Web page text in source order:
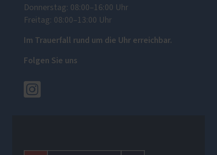
Donnerstag: 08:00–16:00 Uhr
Freitag: 08:00–13:00 Uhr
Im Trauerfall rund um die Uhr erreichbar.
Folgen Sie uns